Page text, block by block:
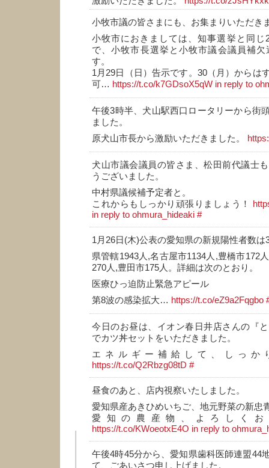
小牧市議の皆さまにも、お集まりいただき
小牧市におきましては、知事選挙と同じ
で、小牧市長選挙と小牧市議会議員補
す。
1月29日（日）告示です。30（月）からは
可… https://t.co/k7GDsoX5qW in reply to
午後3時半、犬山駅西口ロータリーから街
ました。
原犬山市長から激励いただきました。
犬山市議会議員の皆さま、松田前代議士
うございました。
中村県議候補予定者と。
これからもしっかり頑張りましょう！
in reply to ohmura_hideaki #
1月26日(木)公表の愛知県の新規陽性者数は
県管轄1943人,名古屋市1134人,豊橋市172
270人,豊田市175人。詳細は次のとおり。
医療ひっ迫防止緊急アピール
第8波の感染拡大… https://t.co/eZ9a2Fqgbo
今日のお昼は、イオン春日井店さんの『
でカツ丼セットをいただきました。
エネルギー補給して、しっか
https://t.co/Q2Rbzg08tD #
昼食のあと、店内視察いたしました。
愛知県産あきひめいちご、地元野菜の新忠
愛知の農産物、よろしく
https://t.co/KWoeotxE4O in reply to
午後4時45分から、愛知県歯科医師連盟44
て、ごあいさつ申し上げました。